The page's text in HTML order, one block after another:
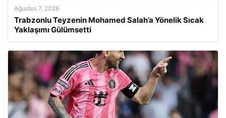
Ağustos 7, 2026
Trabzonlu Teyzenin Mohamed Salah’a Yönelik Sıcak
Yaklaşımı Gülümsetti